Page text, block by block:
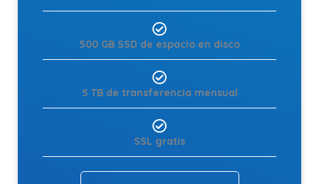
500 GB SSD de espacio en disco
5 TB de transferencia mensual
SSL gratis